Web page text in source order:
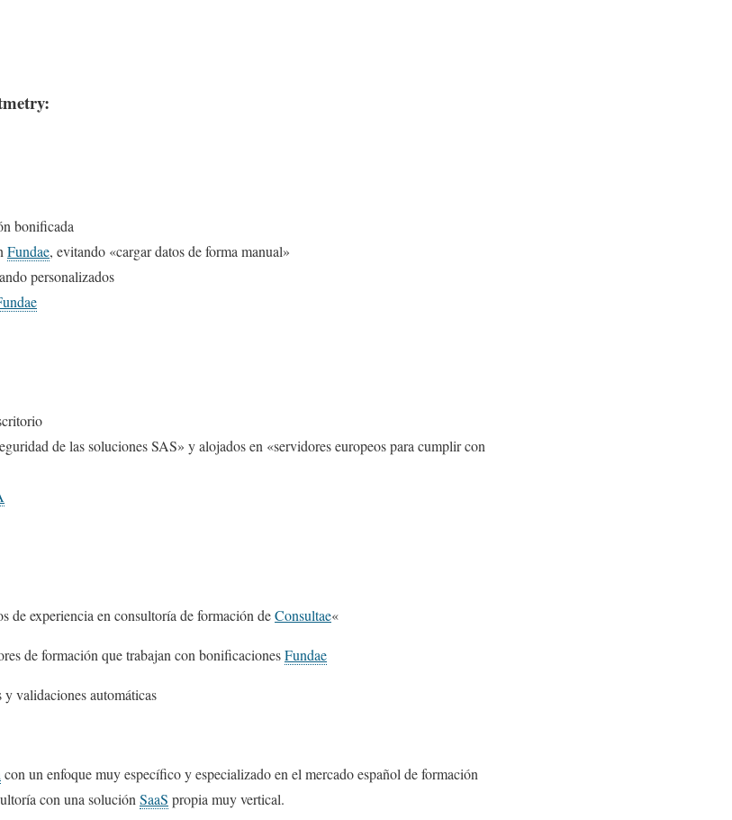
bonificada
Fundae, evitando «cargar datos de forma manual»
personalizados
de las soluciones SAS» y alojados en «servidores europeos para cumplir con
de experiencia en consultoría de formación deConsultae«
de formación que trabajan con bonificacionesFundae
validaciones automáticas
con un enfoque muy específico y especializado en el mercado español de formación
con una solución SaaS propia muy vertical.